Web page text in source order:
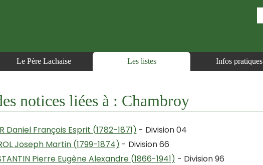
Le Père Lachaise Les listes Infos pratiques
notices liées à : Chambroy
Daniel François Esprit (1782-1871) - Division 04
Joseph Martin (1799-1874) - Division 66
Pierre Eugène Alexandre (1866-1941) - Division 96